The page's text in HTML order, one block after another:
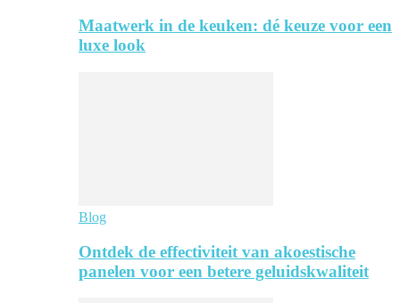
Maatwerk in de keuken: dé keuze voor een
luxe look
Blog
Ontdek de effectiviteit van akoestische
panelen voor een betere geluidskwaliteit